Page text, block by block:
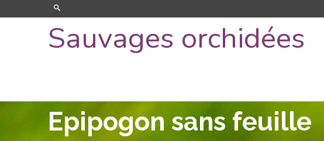
Sauvages orchidées
Epipogon sans feuille